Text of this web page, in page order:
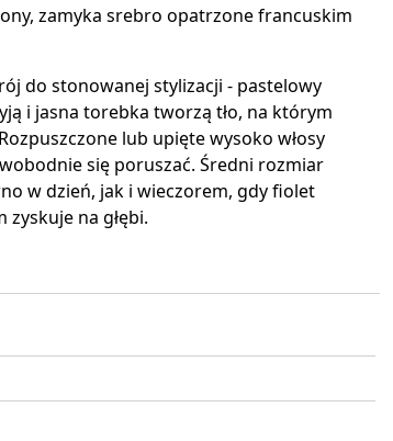
zamyka srebro opatrzone francuskim
do stonowanej stylizacji - pastelowy
i jasna torebka tworzą tło, na którym
lub upięte wysoko włosy
się poruszać. Średni rozmiar
w dzień, jak i wieczorem, gdy fiolet
na głębi.